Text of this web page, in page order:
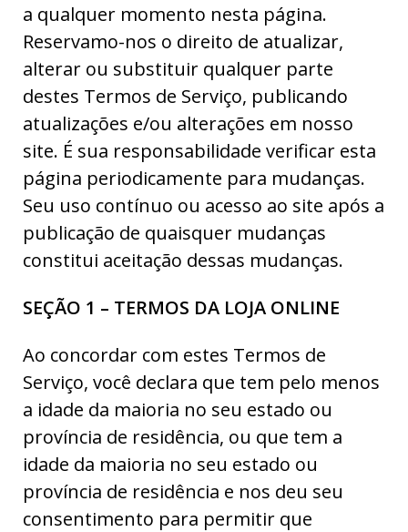
a qualquer momento nesta página.
Reservamo-nos o direito de atualizar,
alterar ou substituir qualquer parte
destes Termos de Serviço, publicando
atualizações e/ou alterações em nosso
site. É sua responsabilidade verificar esta
página periodicamente para mudanças.
Seu uso contínuo ou acesso ao site após a
publicação de quaisquer mudanças
constitui aceitação dessas mudanças.
SEÇÃO 1 – TERMOS DA LOJA ONLINE
Ao concordar com estes Termos de
Serviço, você declara que tem pelo menos
a idade da maioria no seu estado ou
província de residência, ou que tem a
idade da maioria no seu estado ou
província de residência e nos deu seu
consentimento para permitir que